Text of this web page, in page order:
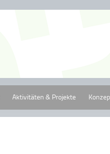
Aktivitäten & Projekte